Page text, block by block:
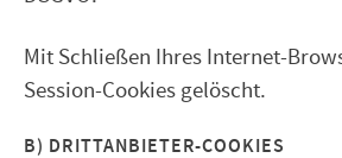
Mit Schließen Ihres Internet-
Session-Cookies gelöscht.
B) DRITTANBIETER-COOKIES